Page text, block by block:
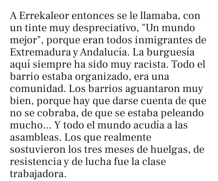
A Errekaleor entonces se le llamaba, con
un tinte muy despreciativo, "Un mundo
mejor", porque eran todos inmigrantes de
Extremadura y Andalucía. La burguesía
aquí siempre ha sido muy racista. Todo el
barrio estaba organizado, era una
comunidad. Los barrios aguantaron muy
bien, porque hay que darse cuenta de que
no se cobraba, de que se estaba peleando
mucho... Y todo el mundo acudía a las
asambleas. Los que realmente
sostuvieron los tres meses de huelgas, de
resistencia y de lucha fue la clase
trabajadora.